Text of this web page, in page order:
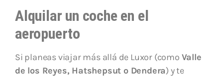
Alquilar un coche en el
aeropuerto
Si planeas viajar más allá de Luxor (como Valle
de los Reyes, Hatshepsut o Dendera) y te